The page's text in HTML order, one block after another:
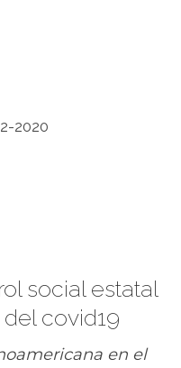
2020
social estatal
covid19
en el